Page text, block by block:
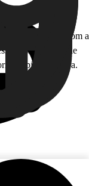
dias!
para falar com a
nossa Central de
rápida e segura.